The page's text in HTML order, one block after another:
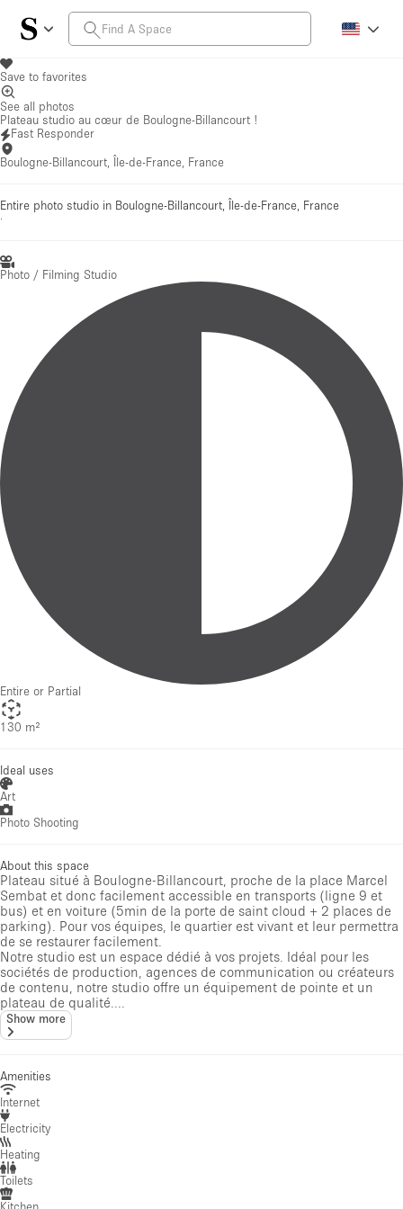
Save to favorites
See all photos
Plateau studio au cœur de Boulogne-Billancourt !
Fast Responder
Boulogne-Billancourt, Île-de-France, France
Entire photo studio in Boulogne-Billancourt, Île-de-France, France
·
Photo / Filming Studio
Entire or Partial
130 m²
Ideal uses
Art
Photo Shooting
About this space
Plateau situé à Boulogne-Billancourt, proche de la place Marcel
Sembat et donc facilement accessible en transports (ligne 9 et
bus) et en voiture (5min de la porte de saint cloud + 2 places de
parking). Pour vos équipes, le quartier est vivant et leur permettra
de se restaurer facilement.
Notre studio est un espace dédié à vos projets. Idéal pour les
sociétés de production, agences de communication ou créateurs
de contenu, notre studio offre un équipement de pointe et un
plateau de qualité....
Show more
Amenities
Internet
Electricity
Heating
Toilets
Kitchen